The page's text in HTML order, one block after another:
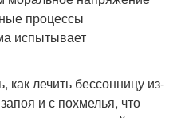
процессы
испытывает
лечить бессонницу из-
и с похмелья, что